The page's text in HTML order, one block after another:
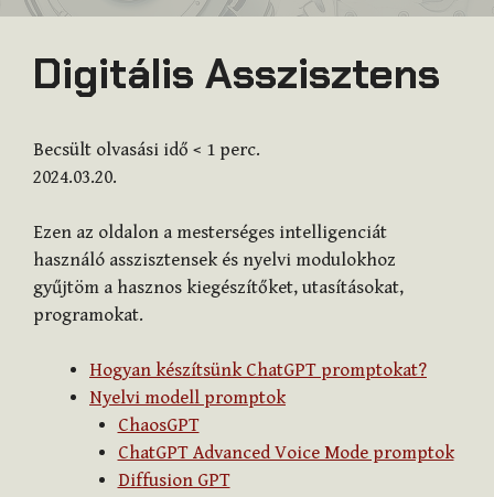
Digitális Asszisztens
Becsült olvasási idő < 1 perc.
2024.03.20.
Ezen az oldalon a mesterséges intelligenciát
használó asszisztensek és nyelvi modulokhoz
gyűjtöm a hasznos kiegészítőket, utasításokat,
programokat.
Hogyan készítsünk ChatGPT promptokat?
Nyelvi modell promptok
ChaosGPT
ChatGPT Advanced Voice Mode promptok
Diffusion GPT